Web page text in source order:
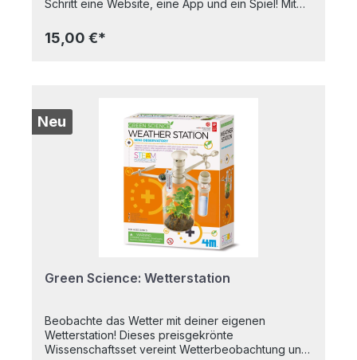
Schritt eine Website, eine App und ein Spiel! Mit
diesem Buch geht das ganz leicht und macht jede
Menge Spaß. In sechs spannenden Missionen
Hauptprogrammiersprachen. Das Bildmaterial für
die Aufgaben steht zum Download zur Verfügung,
sodass direkt losgelegt werden kann. Für Kinder
ab 9 Jahren. Erstelle eine Website, eine App und
ein Spiel! Young Rewired State
(Autor) Softcover 208 Seiten 2023
15,00 €*
Neu
Green Science: Wetterstation
Beobachte das Wetter mit deiner eigenen
Wetterstation! Dieses preisgekrönte
Wissenschaftsset vereint Wetterbeobachtung und